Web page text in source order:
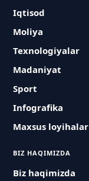
Iqtisod
Moliya
Texnologiyalar
Madaniyat
Sport
Infografika
Maxsus loyihalar
BIZ HAQIMIZDA
Biz haqimizda